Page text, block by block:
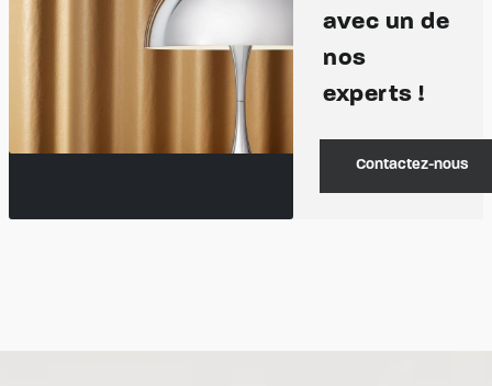
avec un de
nos
experts !
Contactez-nous